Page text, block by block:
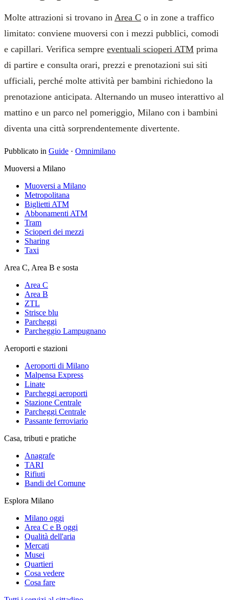
Molte attrazioni si trovano in Area C o in zone a traffico
limitato: conviene muoversi con i mezzi pubblici, comodi
e capillari. Verifica sempre eventuali scioperi ATM prima
di partire e consulta orari, prezzi e prenotazioni sui siti
ufficiali, perché molte attività per bambini richiedono la
prenotazione anticipata. Alternando un museo interattivo al
mattino e un parco nel pomeriggio, Milano con i bambini
diventa una città sorprendentemente divertente.
Pubblicato in Guide · Omnimilano
Muoversi a Milano
Muoversi a Milano
Metropolitana
Biglietti ATM
Abbonamenti ATM
Tram
Scioperi dei mezzi
Sharing
Taxi
Area C, Area B e sosta
Area C
Area B
ZTL
Strisce blu
Parcheggi
Parcheggio Lampugnano
Aeroporti e stazioni
Aeroporti di Milano
Malpensa Express
Linate
Parcheggi aeroporti
Stazione Centrale
Parcheggi Centrale
Passante ferroviario
Casa, tributi e pratiche
Anagrafe
TARI
Rifiuti
Bandi del Comune
Esplora Milano
Milano oggi
Area C e B oggi
Qualità dell'aria
Mercati
Musei
Quartieri
Cosa vedere
Cosa fare